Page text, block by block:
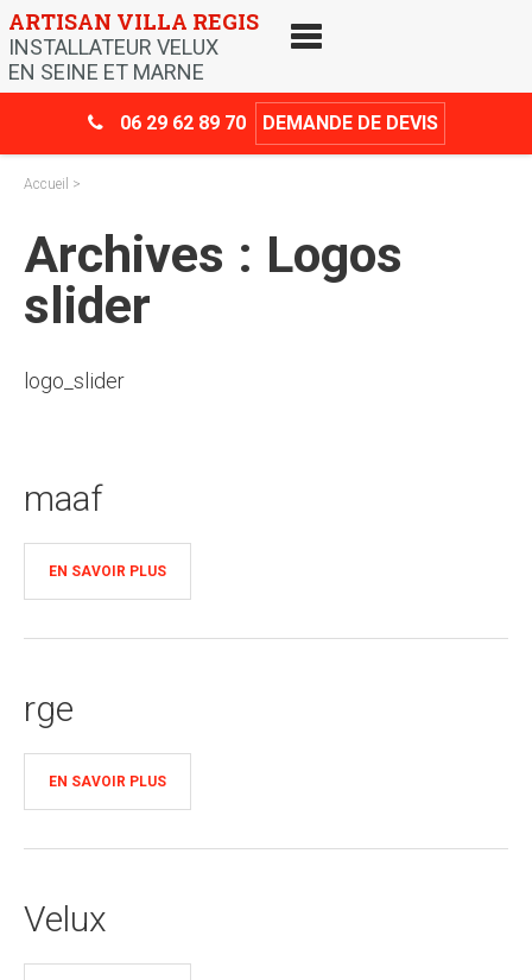
Skip
to
content
ARTISAN VILLA REGIS
INSTALLATEUR VELUX
EN SEINE ET MARNE
06 29 62 89 70 DEMANDE DE DEVIS
Accueil >
Archives : Logos
slider
logo_slider
maaf
EN SAVOIR PLUS
rge
EN SAVOIR PLUS
Velux